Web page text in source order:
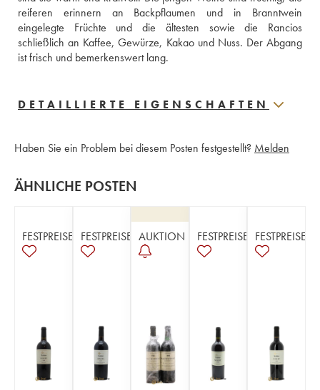
reiferen erinnern an Backpflaumen und in Branntwein
eingelegte Früchte und die ältesten sowie die Rancios
schließlich an Kaffee, Gewürze, Kakao und Nuss. Der Abgang
ist frisch und bemerkenswert lang.
DETAILLIERTE EIGENSCHAFTEN
Haben Sie ein Problem bei diesem Posten festgestellt? Melden
ÄHNLICHE POSTEN
FESTPREISE FESTPREISE AUKTION FESTPREISE FESTPREISE